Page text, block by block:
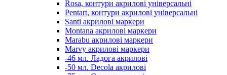
Rosa, контури акрилові універсальні
Pentart, контури акрилові універсальні
Santi акрилові маркери
Montana акрилові маркери
Marabu акрилові маркери
Marvy акрилові маркери
-46 мл. Ладога акрилові
-50 мл. Decola акрилові